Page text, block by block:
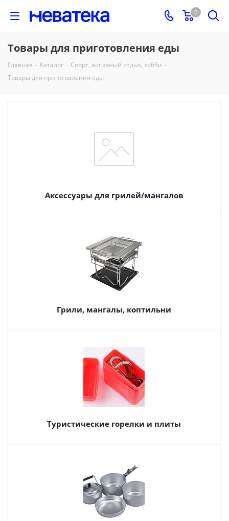
0
Товары для приготовления еды
Главная - Каталог - Спорт, активный отдых, хобби -
Товары для приготовления еды
Аксессуары для грилей/мангалов
Грили, мангалы, коптильни
Туристические горелки и плиты